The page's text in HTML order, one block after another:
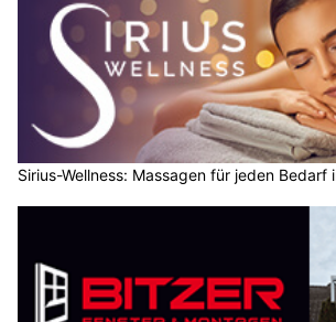
Sirius-Wellness: Massagen für jeden Bedarf